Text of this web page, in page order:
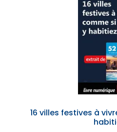
16 villes festives à